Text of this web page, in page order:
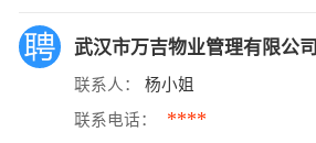
武汉市万吉物业管理有限公司
联系人： 杨小姐
联系电话： ****